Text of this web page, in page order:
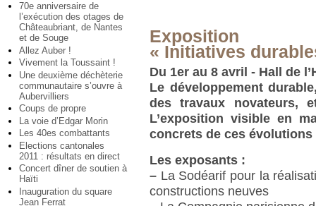
70e anniversaire de
l’exécution des otages de
Châteaubriant, de Nantes
et de Souge
Allez Auber !
Vivement la Toussaint !
Une deuxième déchèterie
communautaire s’ouvre à
Aubervilliers
Coups de propre
La voie d’Edgar Morin
Les 40es combattants
Elections cantonales
2011 : résultats en direct
Concert dîner de soutien à
Haïti
Inauguration du square
Jean Ferrat
Exposition
« Initiatives
Du 1er au 8 avril - Hall de
Le développement
des travaux novateurs,
L’exposition visible en
concrets de ces
Les exposants :
– La Sodéarif pour la
constructions neuves